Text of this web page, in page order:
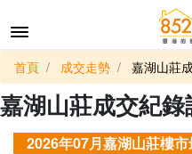
首頁 成交走勢 嘉湖山莊
嘉湖山莊成交紀
2026年07月嘉湖山莊樓